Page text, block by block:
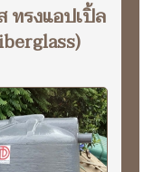
ทรงแอปเปิ้ล